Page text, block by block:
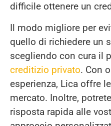
difficile ottenere un
Il modo migliore per
quello di richiedere un
scegliendo con cura il
creditizio privato. Con
esperienza, Lica offre
mercato. Inoltre,
risposta rapida alle